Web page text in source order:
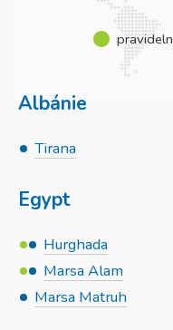
Albánie
Tirana
Egypt
Hurghada
Marsa Alam
Marsa Matruh